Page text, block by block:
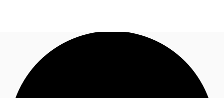
Blog
Données marchés
Appelez maintenant